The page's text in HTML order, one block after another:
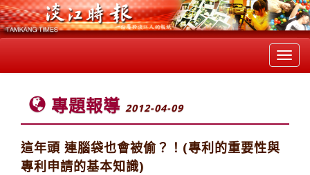
專題報導 2012-04-09
這年頭 連腦袋也會被偷？！(專利的重要性與
專利申請的基本知識)